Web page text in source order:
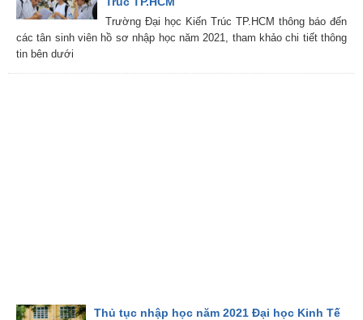
Trường Đại học Kiến Trúc TP.HCM thông báo đến
các tân sinh viên hồ sơ nhập học năm 2021, tham khảo chi tiết thông
tin bên dưới
Thủ tục nhập học năm 2021 Đại học Kinh Tế